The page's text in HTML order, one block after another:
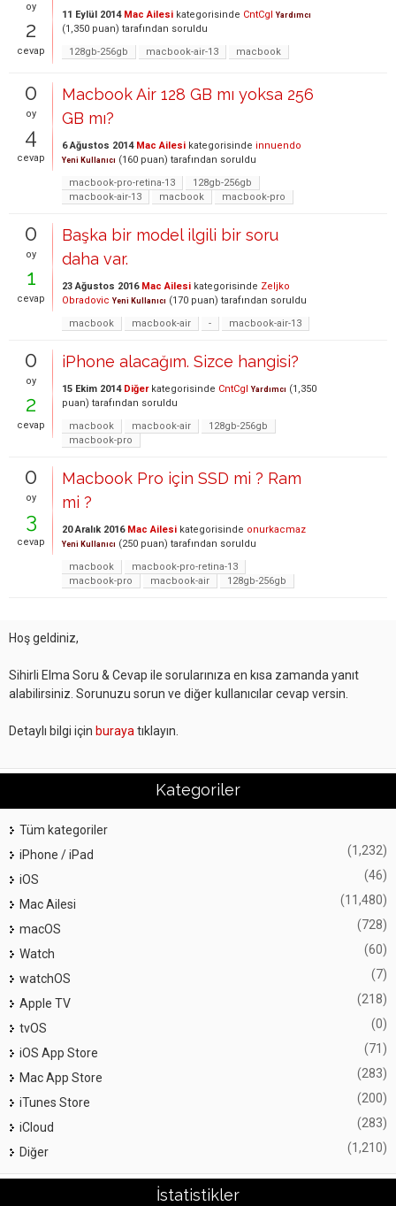
oy
2
cevap
11 Eylül 2014 Mac Ailesi kategorisinde CntCgl Yardımcı
(1,350 puan) tarafından soruldu
128gb-256gb
macbook-air-13 macbook
0
oy
4
cevap
Macbook Air 128 GB mı yoksa 256
GB mı?
6 Ağustos 2014 Mac Ailesi kategorisinde innuendo
Yeni Kullanıcı (160 puan) tarafından soruldu
macbook-pro-retina-13
128gb-256gb
macbook-air-13
macbook macbook-pro
0
oy
1
cevap
Başka bir model ilgili bir soru
daha var.
23 Ağustos 2016 Mac Ailesi kategorisinde Zeljko
Obradovic Yeni Kullanıcı (170 puan) tarafından soruldu
macbook
macbook-air - macbook-air-13
0
oy
2
cevap
iPhone alacağım. Sizce hangisi?
15 Ekim 2014 Diğerkategorisinde CntCgl Yardımcı (1,350
puan) tarafından soruldu
macbook
macbook-air
128gb-256gb
macbook-pro
0
oy
3
cevap
Macbook Pro için SSD mi ? Ram
mi ?
20 Aralık 2016 Mac Ailesi kategorisinde onurkacmaz
Yeni Kullanıcı (250 puan) tarafından soruldu
macbook
macbook-pro-retina-13
macbook-pro
macbook-air 128gb-256gb
Hoş geldiniz,
Sihirli Elma Soru & Cevap ile sorularınıza en kısa zamanda yanıt
alabilirsiniz. Sorunuzu sorun ve diğer kullanıcılar cevap versin.
Detaylı bilgi için buraya tıklayın.
Kategoriler
Tüm kategoriler
iPhone / iPad
(1,232)
iOS (46)
Mac Ailesi (11,480)
macOS (728)
Watch (60)
watchOS (7)
Apple TV (218)
tvOS (0)
iOS App Store (71)
Mac App Store (283)
iTunes Store (200)
iCloud (283)
Diğer (1,210)
İstatistikler